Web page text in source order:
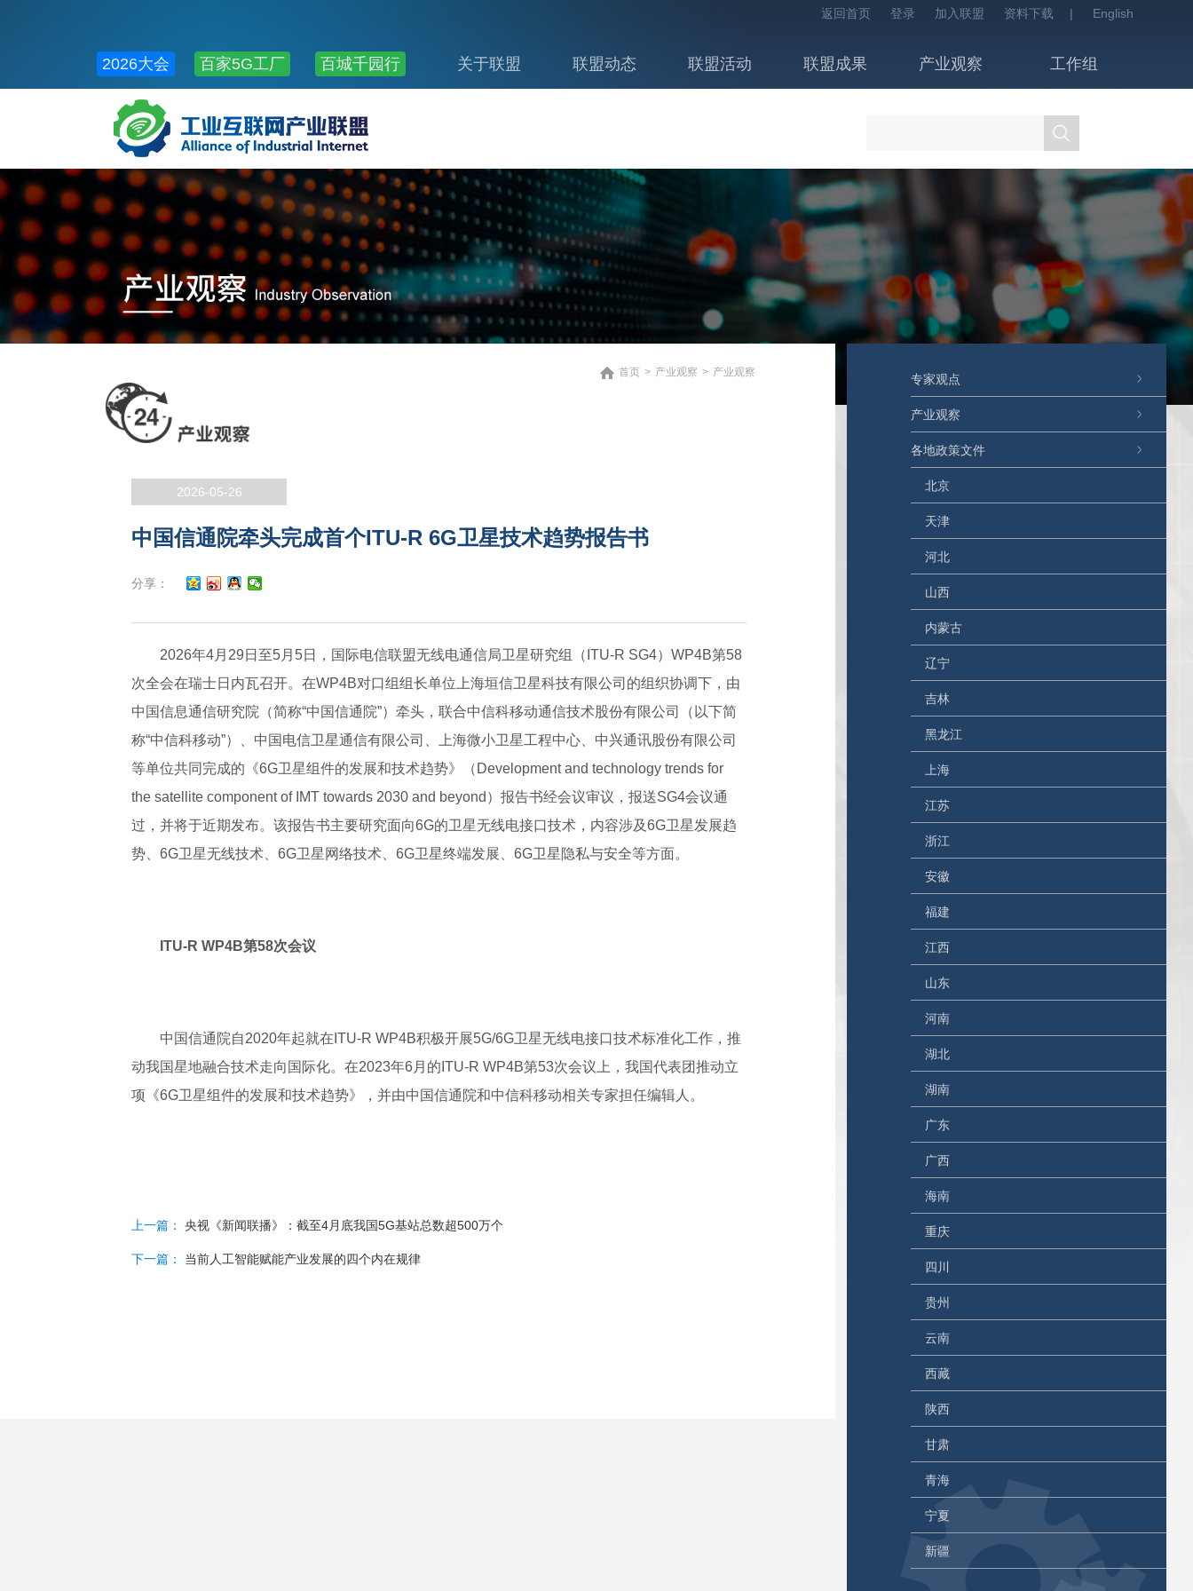
返回首页 登录 加入联盟 资料下载 | English
2026大会 百家5G工厂 百城千园行 关于联盟 联盟动态 联盟活动 联盟成果 产业观察
工作组
公共服务
首页 > 产业观察 > 产业观察
2026-05-26
中国信通院牵头完成首个ITU-R 6G卫星技术趋势报告书
分享：
2026年4月29日至5月5日，国际电信联盟无线电通信局卫星研究组（ITU-R SG4）WP4B第58
次全会在瑞士日内瓦召开。在WP4B对口组组长单位上海垣信卫星科技有限公司的组织协调下，由
中国信息通信研究院（简称“中国信通院”）牵头，联合中信科移动通信技术股份有限公司（以下简
称“中信科移动”）、中国电信卫星通信有限公司、上海微小卫星工程中心、中兴通讯股份有限公司
等单位共同完成的《6G卫星组件的发展和技术趋势》（Development and technology trends for
the satellite component of IMT towards 2030 and beyond）报告书经会议审议，报送SG4会议通
过，并将于近期发布。该报告书主要研究面向6G的卫星无线电接口技术，内容涉及6G卫星发展趋
势、6G卫星无线技术、6G卫星网络技术、6G卫星终端发展、6G卫星隐私与安全等方面。
ITU-R WP4B第58次会议
中国信通院自2020年起就在ITU-R WP4B积极开展5G/6G卫星无线电接口技术标准化工作，推
动我国星地融合技术走向国际化。在2023年6月的ITU-R WP4B第53次会议上，我国代表团推动立
项《6G卫星组件的发展和技术趋势》，并由中国信通院和中信科移动相关专家担任编辑人。
上一篇： 央视《新闻联播》：截至4月底我国5G基站总数超500万个
下一篇： 当前人工智能赋能产业发展的四个内在规律
专家观点
产业观察
各地政策文件
北京
天津
河北
山西
内蒙古
辽宁
吉林
黑龙江
上海
江苏
浙江
安徽
福建
江西
山东
河南
湖北
湖南
广东
广西
海南
重庆
四川
贵州
云南
西藏
陕西
甘肃
青海
宁夏
新疆